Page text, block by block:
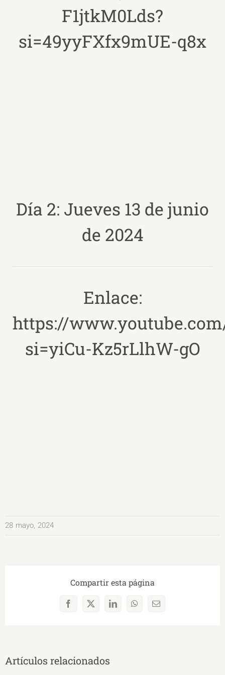
F1jtkM0Lds?
si=49yyFXfx9mUE-q8x
Día 2: Jueves 13 de junio
de 2024
Enlace:
https://
si=yiCu-Kz5rLlhW-gO
28 mayo, 2024
Compartir esta página
Facebook
X LinkedInWhatsAppCorreo
Artículos relacionados